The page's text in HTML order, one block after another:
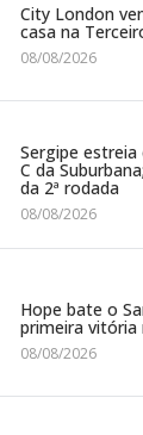
City London
casa na
08/08/2026
Sergipe estreia
C da
da 2ª rodada
08/08/2026
Hope bate o
primeira vitória
08/08/2026